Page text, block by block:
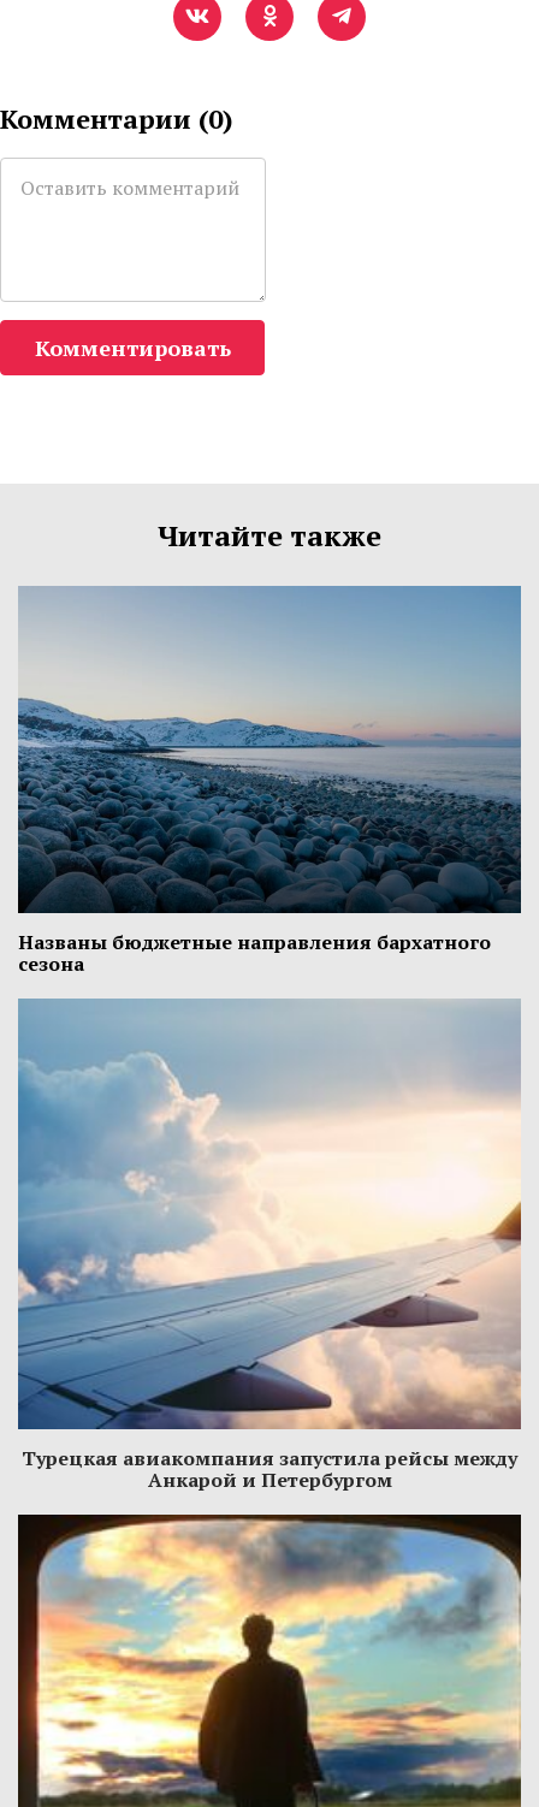
Комментарии (0)
Комментировать
Читайте также
Названы бюджетные направления бархатного
сезона
Турецкая авиакомпания запустила рейсы между
Анкарой и Петербургом